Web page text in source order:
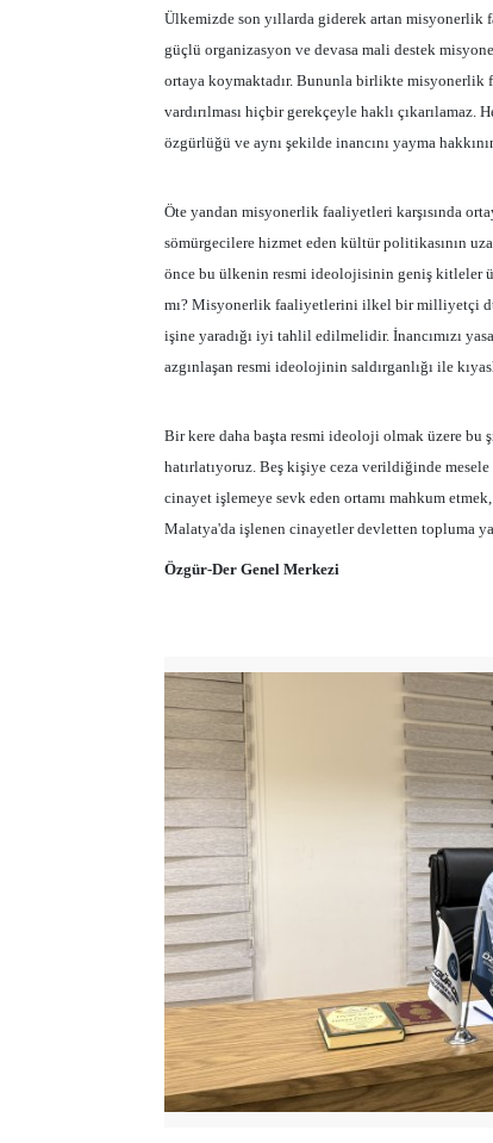
Ülkemizde son yıllarda giderek artan
güçlü organizasyon ve devasa mali destek
ortaya koymaktadır. Bununla birlikte misyonerlik
vardırılması hiçbir gerekçeyle haklı çıkarılamaz.
özgürlüğü ve aynı şekilde inancını yayma
Öte yandan misyonerlik faaliyetleri karşısında
sömürgecilere hizmet eden kültür politikasının
önce bu ülkenin resmi ideolojisinin geniş kitleler
mı? Misyonerlik faaliyetlerini ilkel bir milliyetçi
işine yaradığı iyi tahlil edilmelidir. İnancımızı
azgınlaşan resmi ideolojinin saldırganlığı ile
Bir kere daha başta resmi ideoloji olmak üzere bu
hatırlatıyoruz. Beş kişiye ceza verildiğinde
cinayet işlemeye sevk eden ortamı mahkum
Malatya'da işlenen cinayetler devletten topluma
Özgür-Der Genel Merkezi